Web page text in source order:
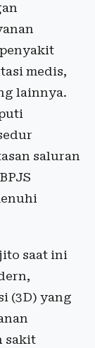
medis,
lainnya.
saluran
saat ini
(3D) yang
sakit